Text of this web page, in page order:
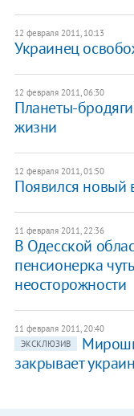
12 февраля 2011, 10:13
Украинец
12 февраля 2011, 06:30
Планеты-
жизни
12 февраля 2011, 01:50
Появился новый
11 февраля 2011, 22:36
В Одесской
пенсионерка
неосторожности
11 февраля 2011, 20:40
ЭКСКЛЮЗИВ
закрывает